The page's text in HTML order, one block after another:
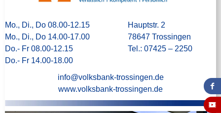
Mo., Di., Do 08.00-12.15
Mo., Di., Do 14.00-17.00
Do.- Fr 08.00-12.15
Do.- Fr 14.00-18.00
Hauptstr. 2
78647 Trossingen
Tel.: 07425 – 2250
info@volksbank-trossingen.de
www.volksbank-trossingen.de